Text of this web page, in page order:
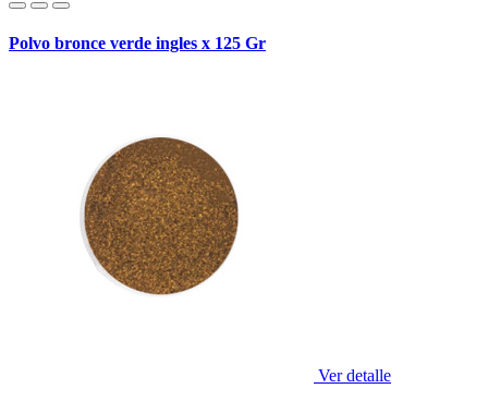
Polvo bronce verde ingles x 125 Gr
Ver detalle